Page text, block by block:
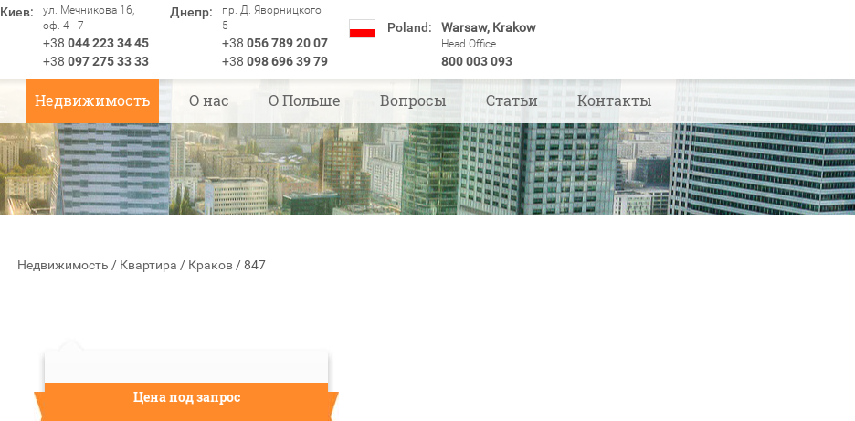
Киев:
ул. Мечникова 16,
оф. 4 - 7
+38 044 223 34 45
+38 097 275 33 33
Днепр:
пр. Д. Яворницкого
5
+38 056 789 20 07
+38 098 696 39 79
Poland: Warsaw, Krakow
Head Office
800 003 093
Недвижимость О нас О Польше Вопросы Статьи Контакты
Недвижимость / Квартира / Краков /847
Цена под запрос